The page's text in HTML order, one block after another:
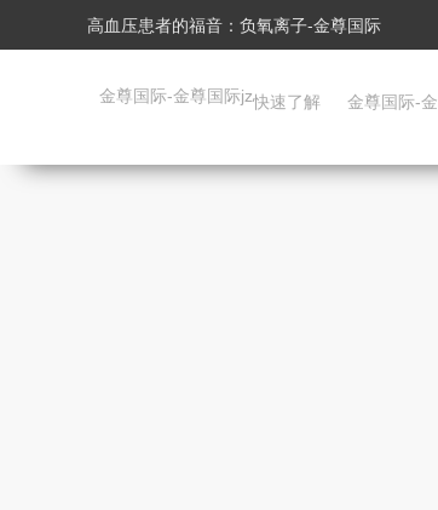
高血压患者的福音：负氧离子-金尊国际
金尊国际-金尊国际jz快速了解 金尊国际-